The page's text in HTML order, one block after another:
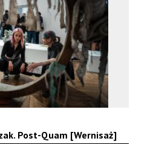
Post-Quam [Wernisaż]